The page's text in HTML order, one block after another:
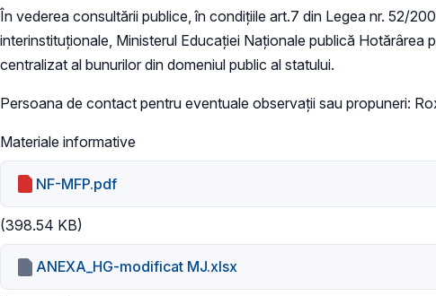
În vederea consultării publice, în condiţiile art.7 din Legea nr. 52/
interinstituționale, Ministerul Educaţiei Naţionale publică
centralizat al bunurilor din domeniul public al statului.
Persoana de contact pentru eventuale observații sau propuneri:
Materiale informative
NF-MFP.pdf
(398.54 KB)
ANEXA_HG-modificat MJ.xlsx